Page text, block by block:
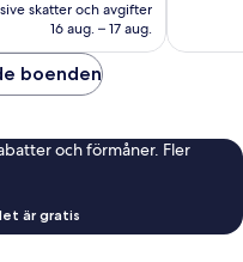
1 334 kr
skatter och avgifter
16 aug. – 17 aug.
boenden
och förmåner. Fler
är gratis